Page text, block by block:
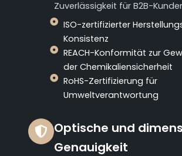
Zuverlässigkeit für B2B-
ISO-zertifizierter
Konsistenz
REACH-Konformität zur
der Chemikaliensicherheit
RoHS-Zertifizierung für
Umweltverantwortung
Optische und
Genauigkeit